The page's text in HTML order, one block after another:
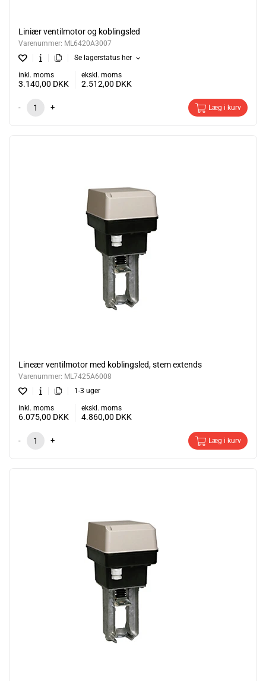
Liniær ventilmotor og koblingsled
Varenummer: ML6420A3007
Se lagerstatus her
inkl. moms
3.140,00 DKK
ekskl. moms
2.512,00 DKK
- + Læg i kurv
Lineær ventilmotor med koblingsled, stem extends
Varenummer: ML7425A6008
1-3 uger
inkl. moms
6.075,00 DKK
ekskl. moms
4.860,00 DKK
- + Læg i kurv